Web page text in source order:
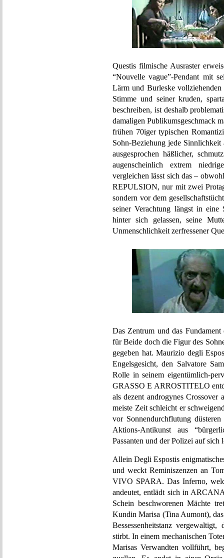
Questis filmische Ausraster
“Nouvelle vague”-Pendant mit
Lärm und Burleske vollziehenden
Stimme und seiner kruden,
beschreiben, ist deshalb
damaligen Publikumsgeschmack
frühen 70iger typischen
Sohn-Beziehung jede
ausgesprochen häßlicher,
augenscheinlich extrem
vergleichen lässt sich das –
REPULSION, nur mit zwei
sondern vor dem
seiner Verachtung längst in eine
hinter sich gelassen, seine
Unmenschlichkeit zerfressener
Das Zentrum und das
für Beide doch die Figur des
gegeben hat. Maurizio degli
Engelsgesicht, den Salvatore
Rolle in seinem eigentümlich-
GRASSO E ARROSTITELO
als dezent androgynes
meiste Zeit schleicht er
vor Sonnendurchflutung
Aktions-Antikunst aus
Passanten und der Polizei auf sich
Allein Degli Espostis
und weckt Reminiszenzen an
VIVO SPARA. Das Inferno,
andeutet, entlädt sich in
Schein beschworenen Mächte
Kundin Marisa (Tina Aumont),
Bessessenheitstanz
stirbt. In einem mechanischen
Marisas Verwandten vollführt,